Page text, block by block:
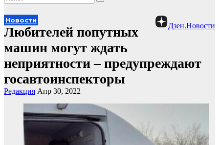
Дзен.Новости
Новости
Любителей попутных
машин могут ждать
неприятности – предупреждают
госавтоинспекторы
Редакция Апр 30, 2022